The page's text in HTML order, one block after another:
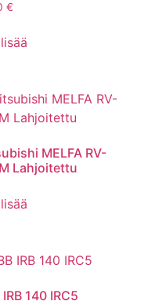
€
MELFA RV-
Lahjoitettu
IRB 140 IRC5